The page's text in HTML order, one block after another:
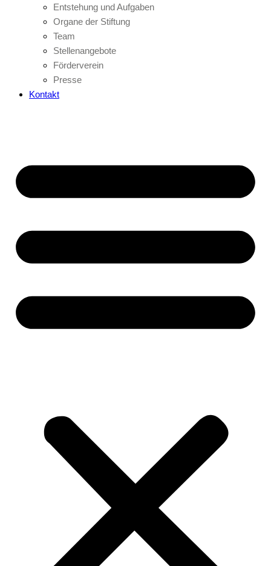
Entstehung und Aufgaben
Organe der Stiftung
Team
Stellenangebote
Förderverein
Presse
Kontakt